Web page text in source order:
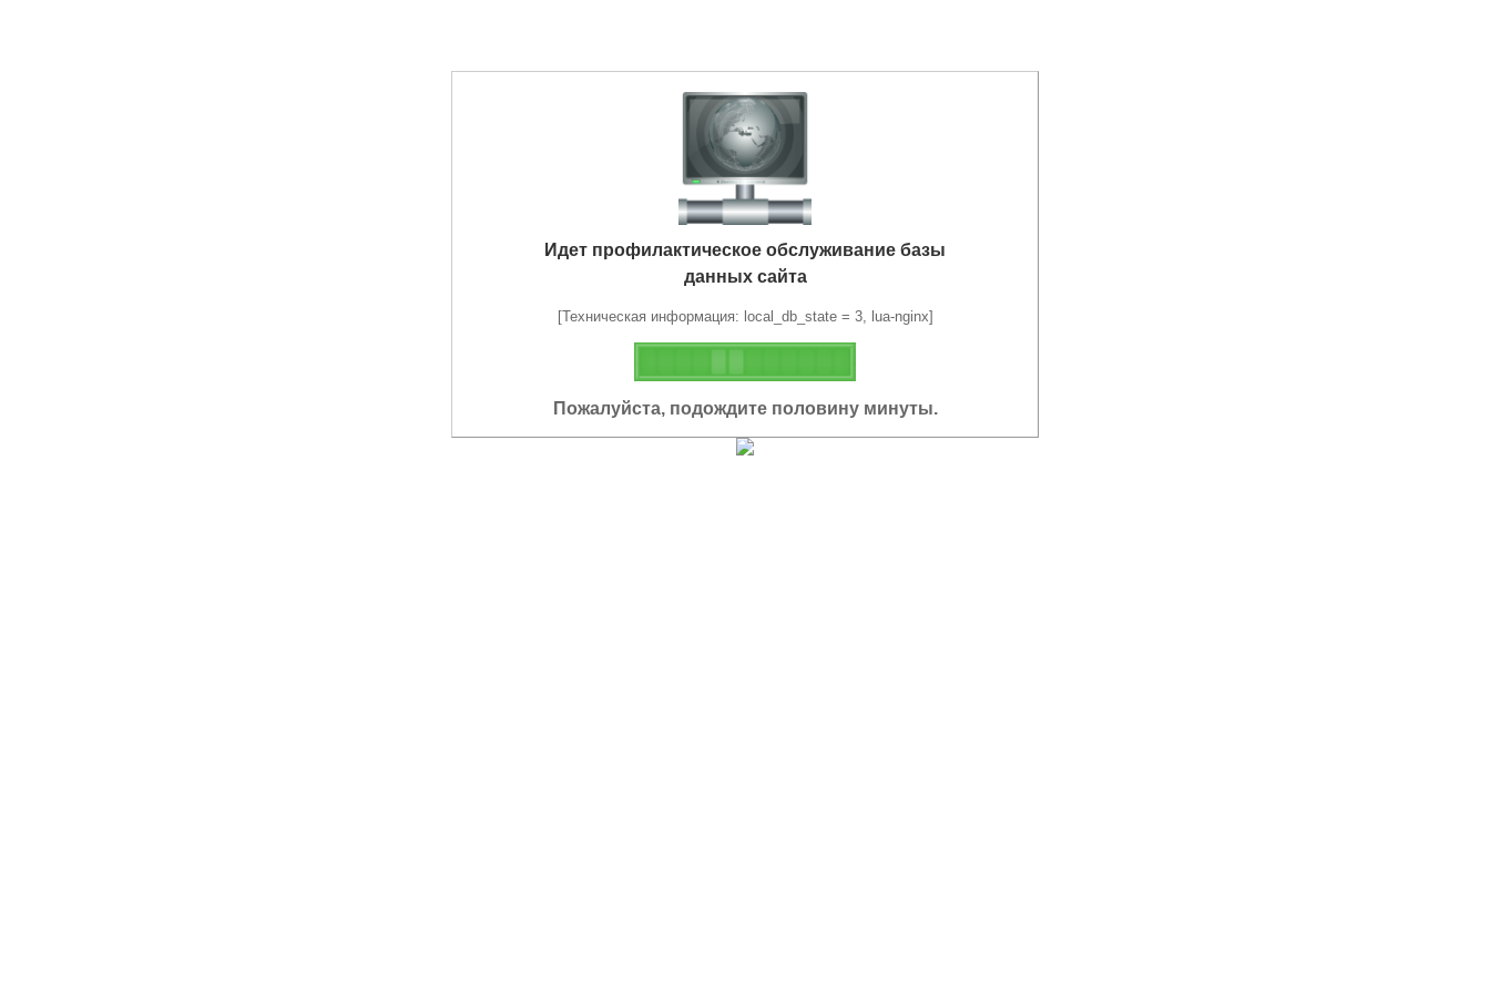
Идет профилактическое обслуживание базы
данных сайта
[Техническая информация: local_db_state = 3, lua-nginx]
Пожалуйста, подождите половину минуты.